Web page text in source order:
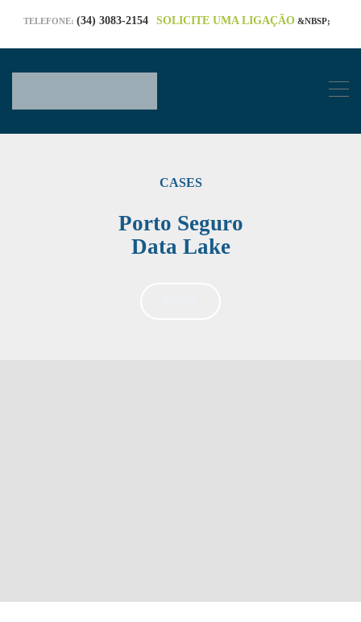
TELEFONE: (34) 3083-2154 SOLICITE UMA LIGAÇÃO &NBSP;
CASES
Porto Seguro
Data Lake